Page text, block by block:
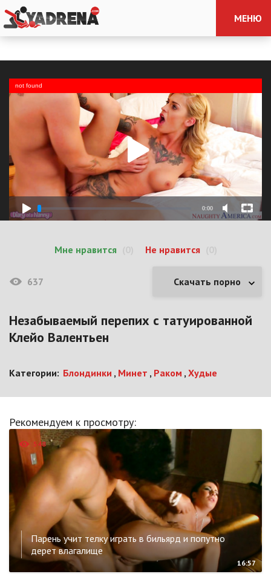
МЕНЮ
0:00
not found
Мне нравится Не нравится
637 Скачать порно
Незабываемый перепих с татуированной
Клейо Валентьен
Категории: Блондинки , Минет , Раком , Худые
Рекомендуем к просмотру:
548
Парень учит телку играть в бильярд и попутно
дерет влагалище
16:57